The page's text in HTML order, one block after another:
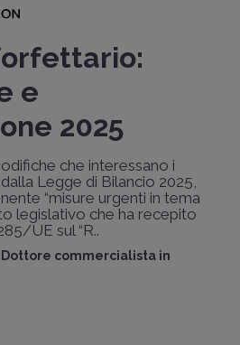
e
2025
che interessano i
Legge di Bilancio 2025,
“misure urgenti in tema
legislativo che ha recepito
UE sul “R..
Dottore commercialista in